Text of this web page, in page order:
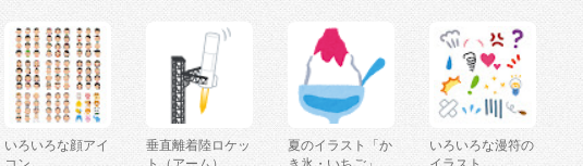
いろいろな顔アイ
垂直離着陸ロケッ
夏のイラスト「か
いろいろな漫符の